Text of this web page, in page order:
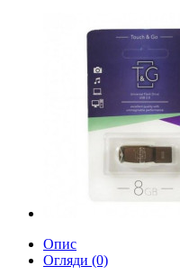
Опис
Огляди (0)